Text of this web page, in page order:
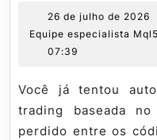
26 de julho de 2026
Equipe especialista
07:39
Você já tentou automatizar uma estratégia de
trading baseada
perdido entre os